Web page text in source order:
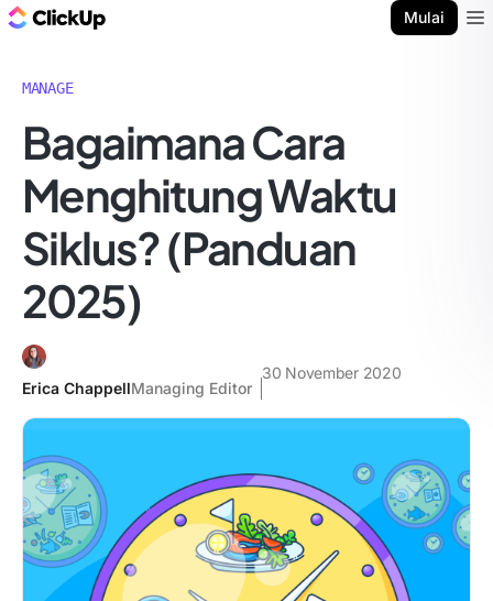
Mulai
MANAGE
Bagaimana Cara
Menghitung Waktu
Siklus? (Panduan
2025)
Erica ChappellManaging Editor
30 November 2020